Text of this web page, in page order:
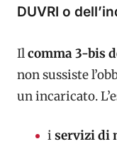
DUVRI o
Ilcomma 3-bis
non sussiste
un incaricato.
i servizi di